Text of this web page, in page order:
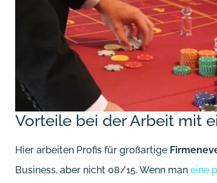
Vorteile bei der Arbeit mit
Hier arbeiten Profis für großartige
Business, aber nicht 08/15. Wenn man eine